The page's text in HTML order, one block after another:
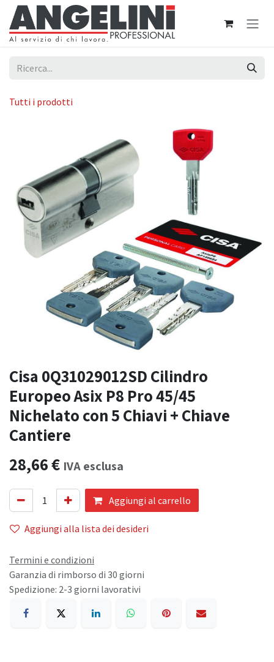
Passa al contenuto
Tutti i prodotti
Cisa 0Q31029012SD Cilindro
Europeo Asix P8 Pro 45/45
Nichelato con 5 Chiavi + Chiave
Cantiere
28,66€ IVA esclusa
Aggiungi al carrello
Aggiungi alla lista dei desideri
Termini e condizioni
Garanzia di rimborso di 30 giorni
Spedizione: 2-3 giorni lavorativi